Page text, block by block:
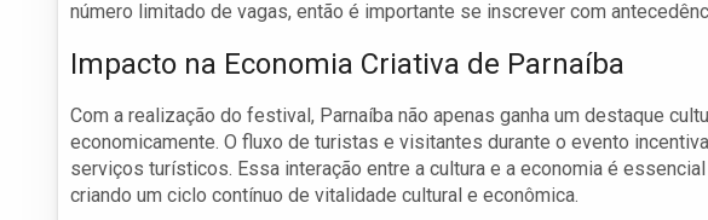
número limitado de vagas, então é importante se inscrever com
Impacto na Economia Criativa de Parnaíba
Com a realização do festival, Parnaíba não apenas ganha um destaque
economicamente. O fluxo de turistas e visitantes durante o evento
serviços turísticos. Essa interação entre a cultura e a economia é
criando um ciclo contínuo de vitalidade cultural e econômica.